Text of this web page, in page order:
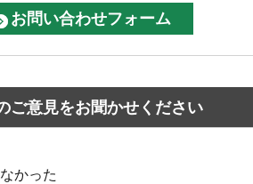
ご意見をお聞かせください
かった